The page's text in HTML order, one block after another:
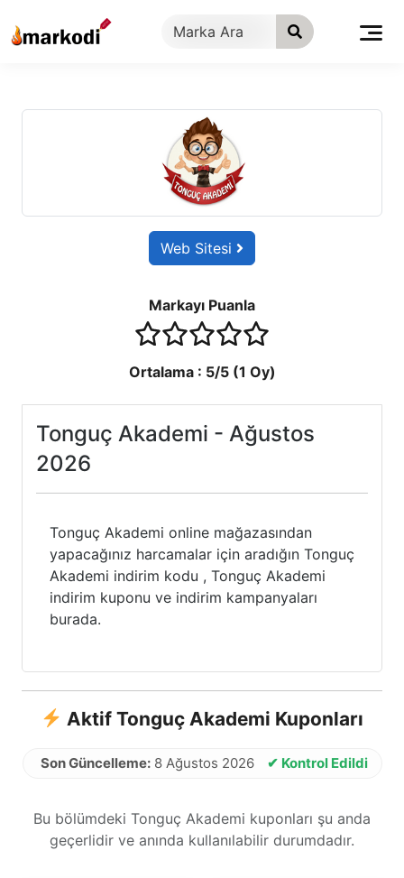
geç
Web Sitesi
Markayı Puanla
4 stars
3 stars
2 stars
1 stars
Ortalama : 5/5 (1 Oy)
Tonguç Akademi - Ağustos
2026
Tonguç Akademi online mağazasından
yapacağınız harcamalar için aradığın Tonguç
Akademi indirim kodu , Tonguç Akademi
indirim kuponu ve indirim kampanyaları
burada.
Aktif Tonguç Akademi Kuponları
Son Güncelleme:8 Ağustos 2026 ✔ Kontrol Edildi
Bu bölümdeki Tonguç Akademi kuponları şu anda
geçerlidir ve anında kullanılabilir durumdadır.